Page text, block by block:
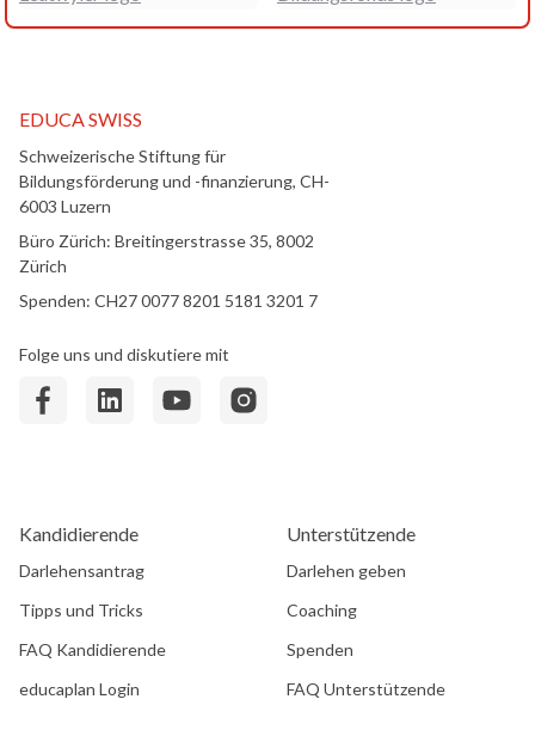
EDUCA SWISS
Schweizerische Stiftung für
Bildungsförderung und -finanzierung, CH-
6003 Luzern
Büro Zürich: Breitingerstrasse 35, 8002
Zürich
Spenden: CH27 0077 8201 5181 3201 7
Folge uns und diskutiere mit
Kandidierende
Darlehensantrag
Tipps und Tricks
FAQ Kandidierende
educaplan Login
Unterstützende
Darlehen geben
Coaching
Spenden
FAQ Unterstützende